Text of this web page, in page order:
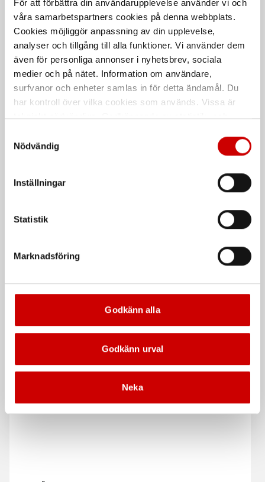
För att förbättra din användarupplevelse använder vi och
våra samarbetspartners cookies på denna webbplats.
Cookies möjliggör anpassning av din upplevelse,
analyser och tillgång till alla funktioner. Vi använder dem
även för personliga annonser i nyhetsbrev, sociala
medier och på nätet. Information om användare,
surfvanor och enheter samlas in för detta ändamål. Du
har kontroll över vilka cookies som används. Vissa är
tekniskt nödvändiga. Godkännande av statistik- och
länder utanför EU med olika dataskyddsnormer. Genom
att godkänna samtycker du till sådana överföringar. Läs
Nödvändig
Inställningar
Statistik
Marknadsföring
Godkänn alla
Godkänn urval
Neka
Rekommenderat baserat på vald produkt
100mm
Rollerbygel instick kort
Anza roller Rilon
Anza Rollerset allround
De som köpte, köpte även